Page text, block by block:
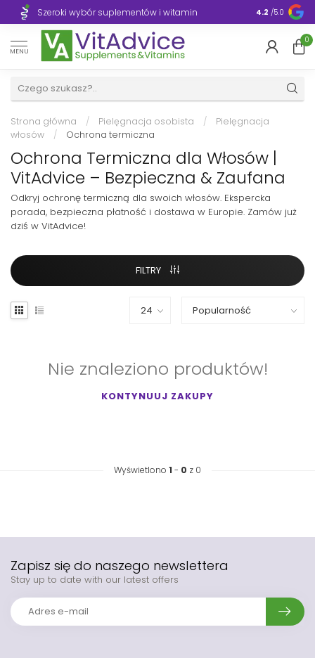
Szeroki wybór suplementów i witamin 4.2 /5.0
MENU
0
Strona główna / Pielęgnacja osobista /
Pielęgnacja
włosów
/ Ochrona termiczna
Ochrona Termiczna dla Włosów |
VitAdvice – Bezpieczna & Zaufana
Odkryj ochronę termiczną dla swoich włosów. Ekspercka
porada, bezpieczna płatność i dostawa w Europie. Zamów już
dziś w VitAdvice!
FILTRY
Nie znaleziono produktów!
KONTYNUUJ ZAKUPY
Wyświetlono 1 - 0 z 0
Zapisz się do naszego newslettera
Stay up to date with our latest offers